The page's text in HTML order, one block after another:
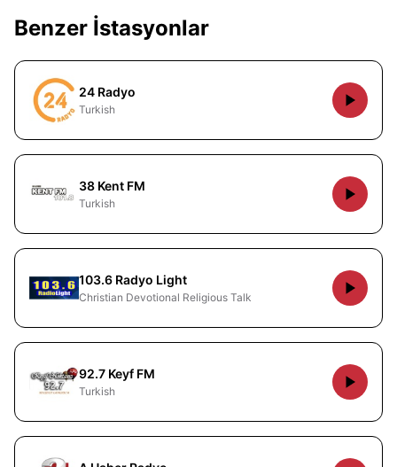
Benzer İstasyonlar
24 Radyo
Turkish
38 Kent FM
Turkish
103.6 Radyo Light
Christian Devotional Religious Talk
92.7 Keyf FM
Turkish